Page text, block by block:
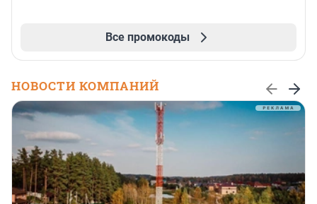
Все промокоды
НОВОСТИ КОМПАНИЙ